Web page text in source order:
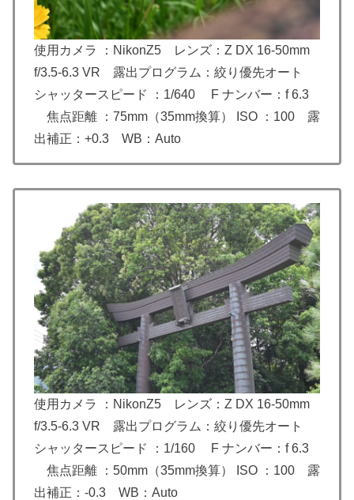
使用カメラ ：NikonZ5 レンズ： Z DX 16-50mm
f/3.5-6.3 VR 露出プログラム：絞り優先オート
シャッタースピード ：1/640 F ナンバー：f 6.3
焦点距離 ：75mm（35mm換算） ISO ：100 露
出補正：+0.3 WB：Auto
使用カメラ ：NikonZ5 レンズ： Z DX 16-50mm
f/3.5-6.3 VR 露出プログラム：絞り優先オート
シャッタースピード ：1/160 F ナンバー：f 6.3
焦点距離 ：50mm（35mm換算） ISO ：100 露
出補正：-0.3 WB：Auto